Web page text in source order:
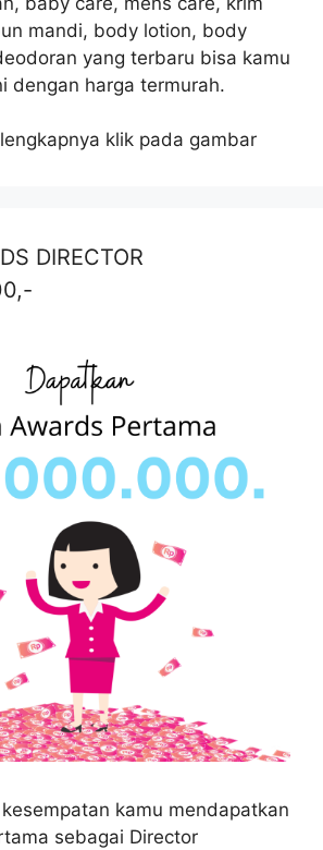
mandi, body lotion, body
yang terbaru bisa kamu
dengan harga termurah.
klik pada gambar
DIRECTOR
kamu mendapatkan
sebagai Director